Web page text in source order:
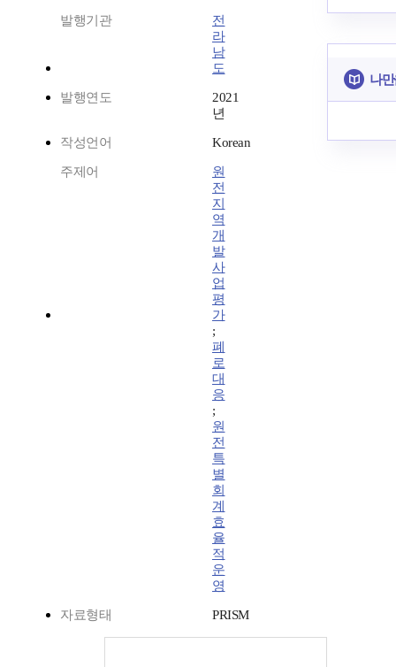
발행기관
전
라
남
도
발행연도
2021
년
작성언어 Korean
주제어
원
전
지
역
개
발
사
업
평
가
;
폐
로
대
응
;
원
전
특
별
회
계
효
율
적
운
영
자료형태 PRISM
나